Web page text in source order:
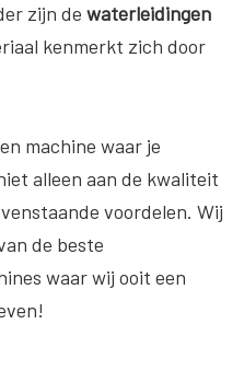
zijn de waterleidingen
kenmerkt zich door
machine waar je
alleen aan de kwaliteit
voordelen. Wij
de beste
waar wij ooit een